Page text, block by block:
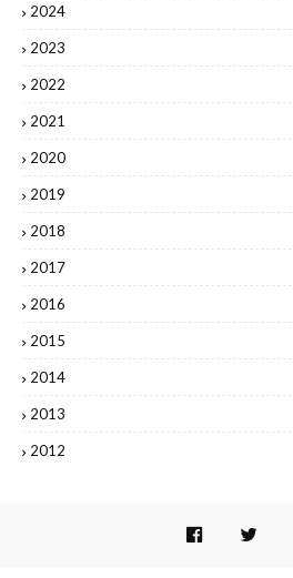
2024
2023
2022
2021
2020
2019
2018
2017
2016
2015
2014
2013
2012